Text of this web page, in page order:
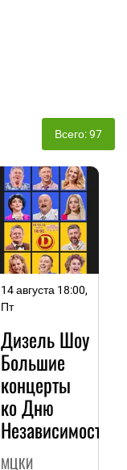
Всего: 97
14 августа 18:00,
Пт
Дизель Шоу
Большие
концерты
ко Дню
Независимости
МЦКИ